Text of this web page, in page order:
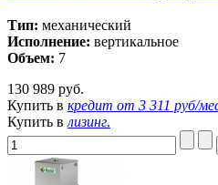
Тип: механический
Исполнение: вертикальное
Объем: 7
130 989 руб.
Купить в кредит от 3 311 руб/
Купить в лизинг.